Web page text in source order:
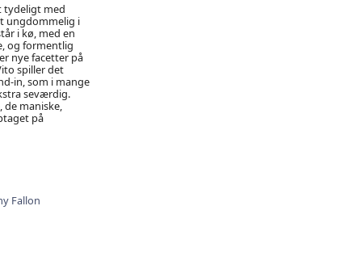
tydeligt med
ungdommelig i
i kø, med en
og formentlig
nye facetter på
spiller det
in, som i mange
seværdig.
maniske,
på
Fallon